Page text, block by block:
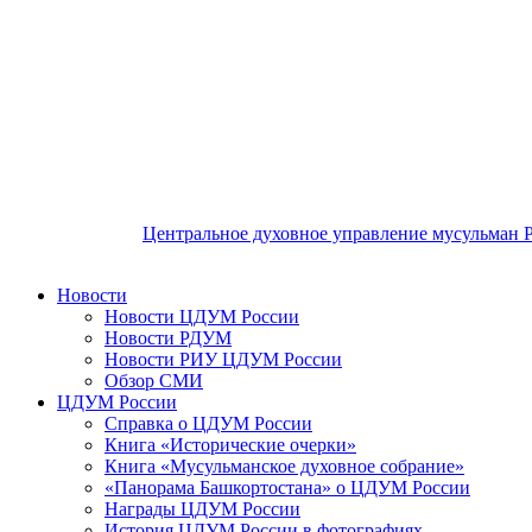
Центральное духовное управление мусульман
Новости
Новости ЦДУМ России
Новости РДУМ
Новости РИУ ЦДУМ России
Обзор СМИ
ЦДУМ России
Справка о ЦДУМ России
Книга «Исторические очерки»
Книга «Мусульманское духовное собрание»
«Панорама Башкортостана» о ЦДУМ России
Награды ЦДУМ России